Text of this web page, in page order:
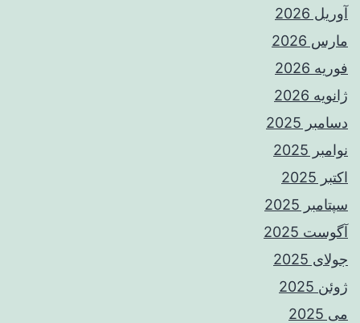
آوریل 2026
مارس 2026
فوریه 2026
ژانویه 2026
دسامبر 2025
نوامبر 2025
اکتبر 2025
سپتامبر 2025
آگوست 2025
جولای 2025
ژوئن 2025
می 2025